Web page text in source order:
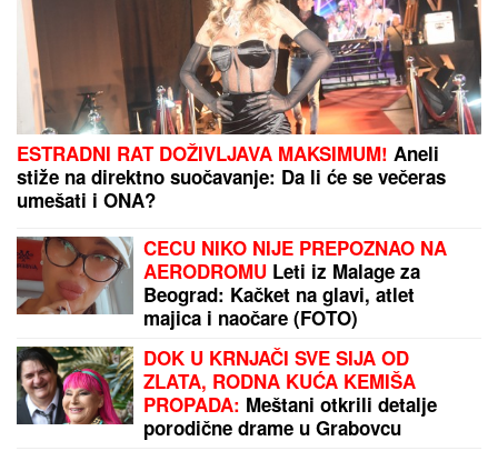
ESTRADNI RAT DOŽIVLJAVA MAKSIMUM! Aneli
stiže na direktno suočavanje: Da li će se večeras
umešati i ONA?
CECU NIKO NIJE PREPOZNAO NA
AERODROMU Leti iz Malage za
Beograd: Kačket na glavi, atlet
majica i naočare (FOTO)
DOK U KRNJAČI SVE SIJA OD
ZLATA, RODNA KUĆA KEMIŠA
PROPADA: Meštani otkrili detalje
porodične drame u Grabovcu